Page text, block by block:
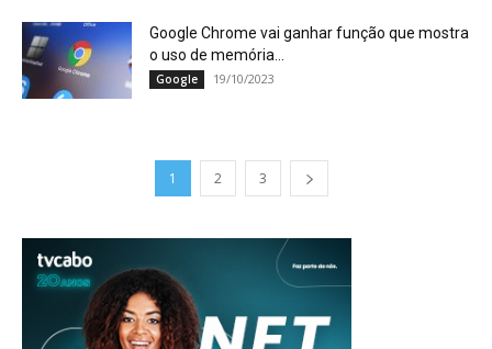
Google Chrome vai ganhar função que mostra
o uso de memória...
Google 19/10/2023
1 2 3